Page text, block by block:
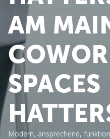
AM
SPACES
Modern, ansprechend,